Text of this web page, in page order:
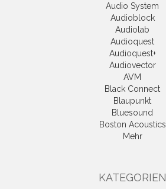
Audio System
Audioblock
Audiolab
Audioquest
Audioquest+
Audiovector
AVM
Black Connect
Blaupunkt
Bluesound
Boston Acoustics
Mehr
KATEGORIEN